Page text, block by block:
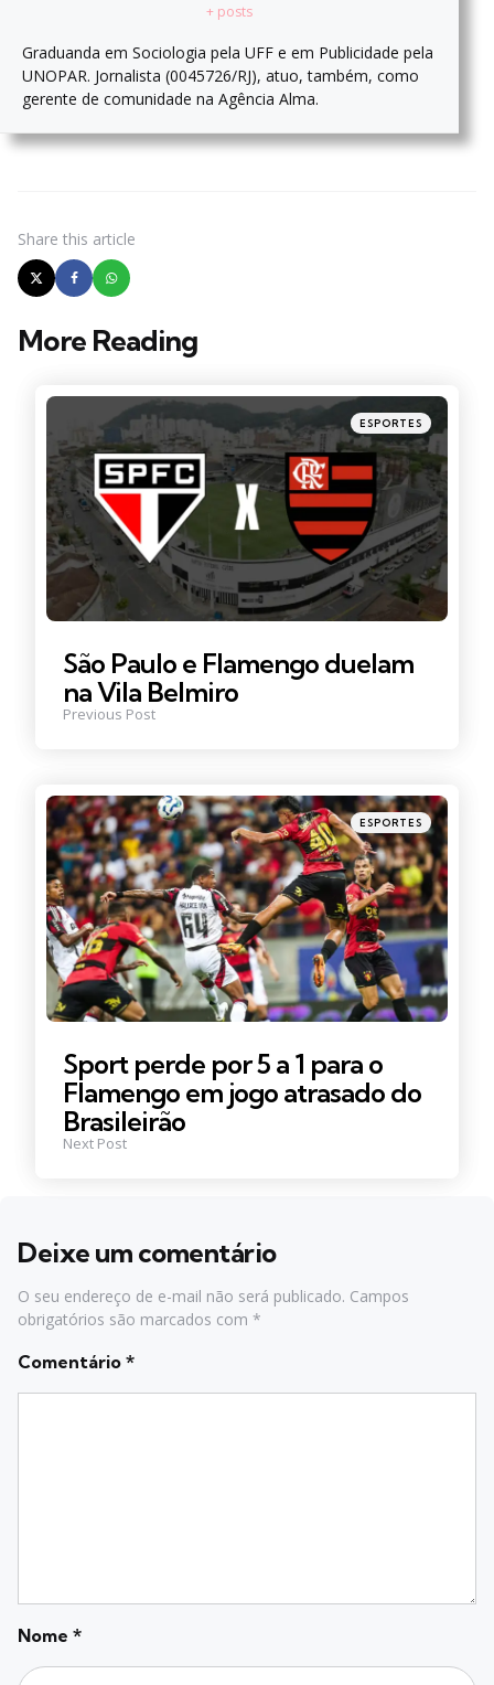
+ posts
Graduanda em Sociologia pela UFF e em Publicidade pela
UNOPAR. Jornalista (0045726/RJ), atuo, também, como
gerente de comunidade na Agência Alma.
Share this article
More Reading
Post
Posted
in
ESPORTES
São Paulo e Flamengo duelam
na Vila Belmiro
Previous Post
Posted
in
ESPORTES
Sport perde por 5 a 1 para o
Flamengo em jogo atrasado do
Brasileirão
Next Post
Deixe um comentário
O seu endereço de e-mail não será publicado. Campos
obrigatórios são marcados com *
Comentário *
Nome *